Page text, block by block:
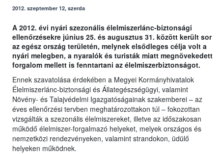
2012. szeptember 12, szerda
A 2012. évi nyári szezonális élelmiszerlánc-biztonsági
ellenőrzésekre június 25. és augusztus 31. között került sor
az egész ország területén, melynek elsődleges célja volt a
nyári melegben, a nyaralók és turisták miatt megnövekedett
forgalom mellett is fenntartani az élelmiszerbiztonságot.
Ennek szavatolása érdekében a Megyei Kormányhivatalok
Élelmiszerlánc-biztonsági és Állategészségügyi, valamint
Növény- és Talajvédelmi Igazgatóságainak szakemberei – az
éves ellenőrzési tervben meghatározottakon túl – fokozottan
vizsgálták a szezonális élelmiszereket, illetve az időszakosan
működő élelmiszer-forgalmazó helyeket, melyek országos és
nemzetközi rendezvényeken, valamint strandokon, üdülő
helyeken működnek.